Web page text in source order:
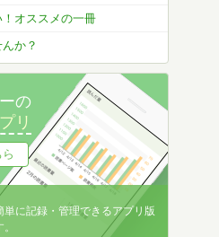
オススメの一冊
か？
の
リ
単に記録・管理できるアプリ版